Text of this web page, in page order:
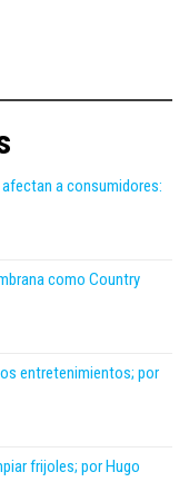
a consumidores:
como Country
entretenimientos; por
frijoles; por Hugo